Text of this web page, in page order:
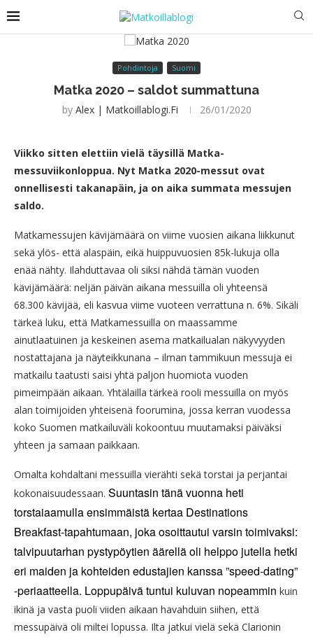
Pohdintoja Suomi
Matka 2020 – saldot summattuna
by Alex | Matkoillablogi.fi 26/01/2020
Viikko sitten elettiin vielä täysillä Matka-
messuviikonloppua. Nyt Matka 2020-messut ovat
onnellisesti takanapäin, ja on aika summata messujen
saldo.
Matkamessujen kävijämäärä on viime vuosien aikana liikkunut
sekä ylös- että alaspäin, eikä huippuvuosien 85k-lukuja olla
enää nähty. Ilahduttavaa oli siksi nähdä tämän vuoden
kävijämäärä: neljän päivän aikana messuilla oli yhteensä
68.300 kävijää, eli kasvua viime vuoteen verrattuna n. 6%. Sikäli
tärkeä luku, että Matkamessuilla on maassamme
ainutlaatuinen ja keskeinen asema matkailualan näkyvyyden
nostattajana ja näyteikkunana – ilman tammikuun messuja ei
matkailu taatusti saisi yhtä paljon huomiota vuoden
pimeimpään aikaan. Yhtälailla tärkeä rooli messuilla on myös
alan toimijoiden yhteisenä foorumina, jossa kerran vuodessa
koko Suomen matkailuväli kokoontuu muutamaksi päiväksi
yhteen ja samaan paikkaan.
Omalta kohdaltani messuilla vierähti sekä torstai ja perjantai
kokonaisuudessaan. Suuntasin tänä vuonna heti
torstaiaamulla ensimmäistä kertaa Destinations
Breakfast-tapahtumaan, joka osoittautui varsin toimivaksi:
talvipuutarhan pystypöytien äärellä oli helppo jutella hetki
eri maiden ja kohteiden edustajien kanssa ”speed-dating”
-periaatteella. Loppupäivä tuntui kuluvan nopeammin kuin
ikinä ja vasta puoli viiden aikaan havahduin siihen, että
messupäivä oli miltei lopussa. Ilta jatkui vielä sekä Clarionin